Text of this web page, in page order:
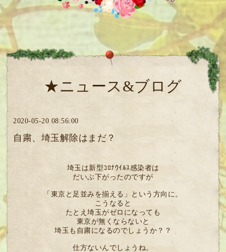
★ニュース&ブログ
2020-05-20 08:56:00
自粛、埼玉解除はまだ？
埼玉は新型ｺﾛﾅｳｲﾙｽ感染者は
だいぶ下がったのですが
「東京と足並みを揃える」という方向に。
こうなると
たとえ埼玉がゼロになっても
東京が無くならないと
埼玉も自粛になるのでしょうか？？
仕方ないんでしょうね。